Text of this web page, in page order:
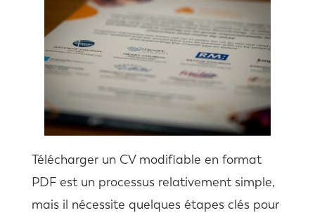
Télécharger un CV modifiable en format
PDF est un processus relativement simple,
mais il nécessite quelques étapes clés pour